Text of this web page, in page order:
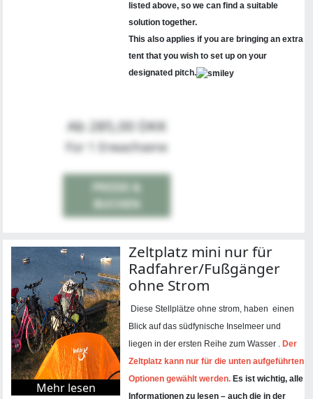
listed above, so we can find a suitable
solution together.
This also applies if you are bringing an extra
tent that you wish to set up on your
designated pitch.
Ab 285,00 DKK
Für 1 Erwachsene
PREISE &
BUCHEN
Mehr lesen
Zeltplatz mini nur für
Radfahrer/Fußgänger
ohne Strom
Diese Stellplätze ohne strom, haben einen
Blick auf das südfynische Inselmeer und
liegen in der ersten Reihe zum Wasser . Der
Zeltplatz kann nur für die unten aufgeführten
Optionen gewählt werden. Es ist wichtig, alle
Informationen zu lesen – auch die in der